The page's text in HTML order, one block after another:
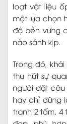
loạt vật liệu
một lựa chọn
độ bền vững
nào sánh kịp.
Trong đó,
thu hút sự
người đặt câu
hay chỉ dừng
tranh 2 tấm, 4